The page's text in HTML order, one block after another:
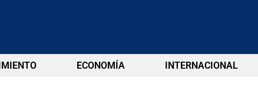
ECONOMÍA INTERNACIONAL